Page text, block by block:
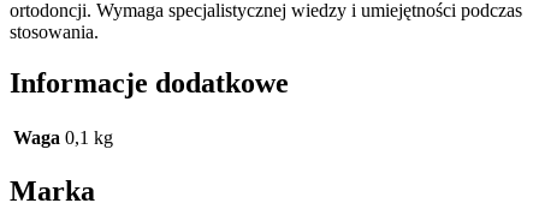
ortodoncji. Wymaga specjalistycznej wiedzy i umiejętności podczas
stosowania.
Informacje dodatkowe
Waga 0,1 kg
Marka